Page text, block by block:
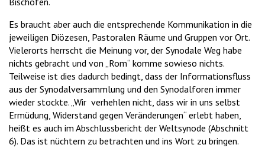
Es braucht aber auch die entsprechende Kommunikation in die
jeweiligen Diözesen, Pastoralen Räume und Gruppen vor Ort.
Vielerorts herrscht die Meinung vor, der Synodale Weg habe
nichts gebracht und von „Rom“ komme sowieso nichts.
Teilweise ist dies dadurch bedingt, dass der Informationsfluss
aus der Synodalversammlung und den Synodalforen immer
wieder stockte. „Wir verhehlen nicht, dass wir in uns selbst
Ermüdung, Widerstand gegen Veränderungen“ erlebt haben,
heißt es auch im Abschlussbericht der Weltsynode (Abschnitt
6). Das ist nüchtern zu betrachten und ins Wort zu bringen.